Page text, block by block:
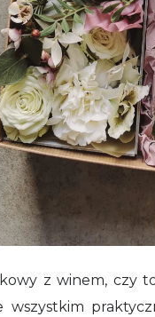
z winem, czy
wszystkim